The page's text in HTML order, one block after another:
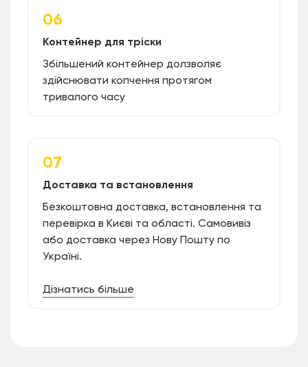
06
Контейнер для тріски
Збільшений контейнер долзволяє
здійснювати копчення протягом
тривалого часу
07
Доставка та встановлення
Безкоштовна доставка, встановлення та
перевірка в Києві та області. Самовивіз
або доставка через Нову Пошту по
Україні.
Дізнатись більше